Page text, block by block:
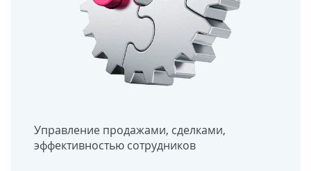
Управление продажами, сделками,
эффективностью сотрудников